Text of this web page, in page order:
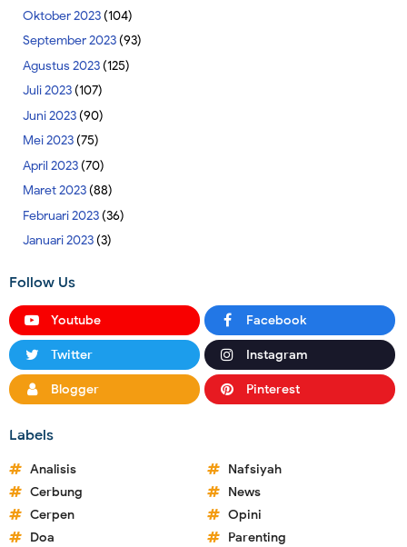
Oktober 2023(104)
September 2023(93)
Agustus 2023(125)
Juli 2023(107)
Juni 2023(90)
Mei 2023(75)
April 2023(70)
Maret 2023(88)
Februari 2023(36)
Januari 2023(3)
Follow Us
Youtube Facebook
Twitter Instagram
Blogger Pinterest
Labels
Analisis
Cerbung
Cerpen
Doa
Nafsiyah
News
Opini
Parenting